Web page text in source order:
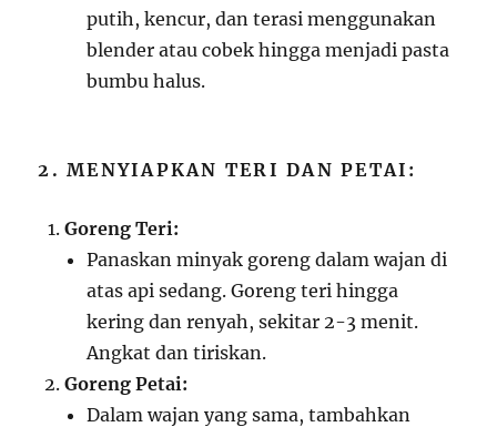
putih, kencur, dan terasi menggunakan
blender atau cobek hingga menjadi pasta
bumbu halus.
2. MENYIAPKAN TERI DAN PETAI:
Goreng Teri:
Panaskan minyak goreng dalam wajan di
atas api sedang. Goreng teri hingga
kering dan renyah, sekitar 2-3 menit.
Angkat dan tiriskan.
Goreng Petai:
Dalam wajan yang sama, tambahkan